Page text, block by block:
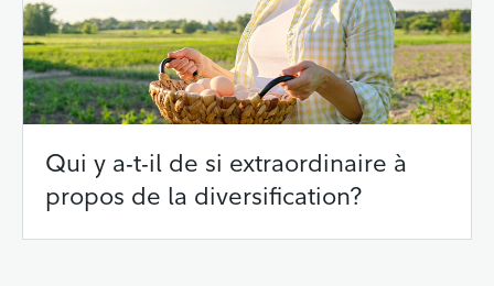
Qui y a-t-il de si extraordinaire à
propos de la diversification?